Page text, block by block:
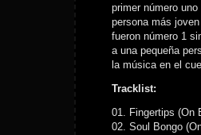
primer número
persona más
fueron número 1
a una pequeña
la música en el
Tracklist:
01. Fingertips (On
02. Soul Bongo